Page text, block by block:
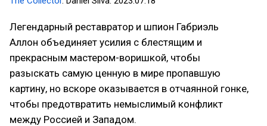
Легендарный реставратор и шпион Габриэль
Аллон объединяет усилия с блестящим и
прекрасным мастером-воришкой, чтобы
разыскать самую ценную в мире пропавшую
картину, но вскоре оказывается в отчаянной гонке,
чтобы предотвратить немыслимый конфликт
между Россией и Западом.